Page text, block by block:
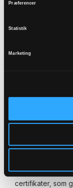
Præferencer
Statistik
Marketing
Vælg
Miljømærkning
materialer, der
miljøpåvirkning.
certifikater, som